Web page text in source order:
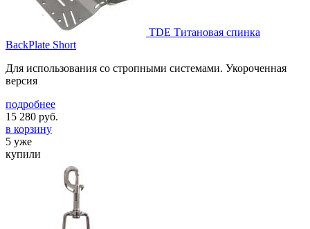
TDE Титановая спинка
BackPlate Short
Для использования со стропными системами. Укороченная
версия
подробнее
15 280 руб.
в корзину
5 уже
купили